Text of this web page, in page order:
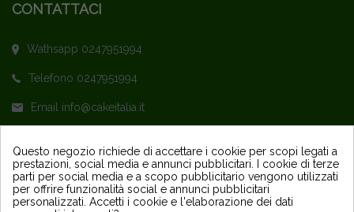
CONTATTACI
Wathsapp 0247951994
Telefono 0247951994
Email info@cakeitalia.it
dalle ore 9,30 alle 14 e dalle 15 alle 18
Questo negozio richiede di accettare i cookie per scopi legati a
prestazioni, social media e annunci pubblicitari. I cookie di terze
parti per social media e a scopo pubblicitario vengono utilizzati
per offrire funzionalità social e annunci pubblicitari
personalizzati. Accetti i cookie e l'elaborazione dei dati